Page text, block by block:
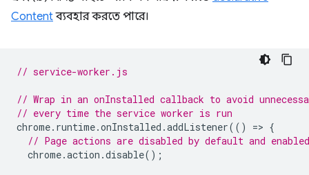
Contentব্যবহার করতে পারে।
// service-worker.js
// Wrap in an onInstalled callback to avoid
// every time the service worker is run
chrome. runtime.onInstalled .addListener(() => {
// Page actions are disabled by default and
chrome.action .disable();